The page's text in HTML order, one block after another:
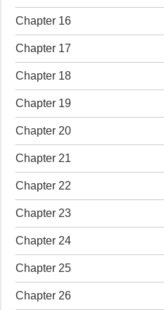
Chapter 16
Chapter 17
Chapter 18
Chapter 19
Chapter 20
Chapter 21
Chapter 22
Chapter 23
Chapter 24
Chapter 25
Chapter 26